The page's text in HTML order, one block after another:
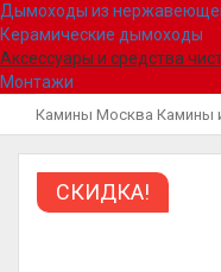
Дымоходы из
Керамические дымоходы
Аксессуары и средства
Монтажи
Камины Москва Камины
СКИДКА!